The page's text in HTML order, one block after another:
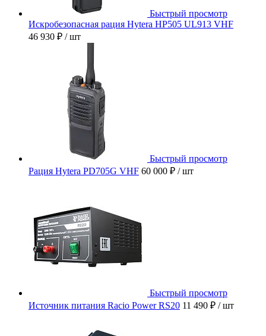
Быстрый просмотр
Искробезопасная рация Hytera HP505 UL913 VHF
46 930 ₽ / шт
Быстрый просмотр
Рация Hytera PD705G VHF 60 000 ₽ / шт
Быстрый просмотр
Источник питания Racio Power RS20 11 490 ₽ / шт